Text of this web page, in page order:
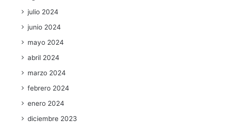
julio 2024
junio 2024
mayo 2024
abril 2024
marzo 2024
febrero 2024
enero 2024
diciembre 2023